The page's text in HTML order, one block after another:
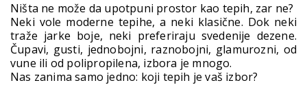
Ništa ne može da upotpuni prostor kao tepih, zar ne?
Neki vole moderne tepihe, a neki klasične. Dok neki
traže jarke boje, neki preferiraju svedenije dezene.
Čupavi, gusti, jednobojni, raznobojni, glamurozni, od
vune ili od polipropilena, izbora je mnogo.
Nas zanima samo jedno: koji tepih je vaš izbor?